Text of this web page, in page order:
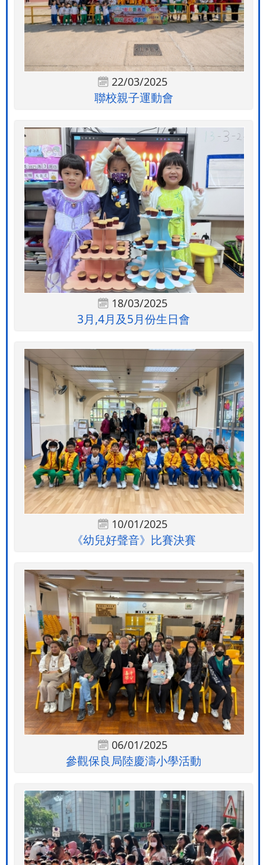
22/03/2025
聯校親子運動會
18/03/2025
3月,4月及5月份生日會
10/01/2025
《幼兒好聲音》比賽決賽
06/01/2025
參觀保良局陸慶濤小學活動